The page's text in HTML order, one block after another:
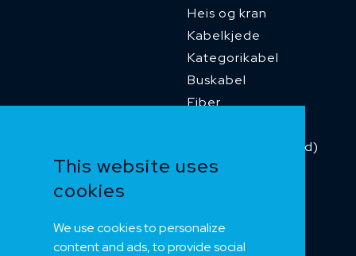
This website uses
cookies
We use cookies to personalize
content and ads, to provide social
Heis og kran
Kabelkjede
Kategorikabel
Buskabel
Fiber
Kombikabel (Hybrid)
Dnv sertifisert
Merker 2